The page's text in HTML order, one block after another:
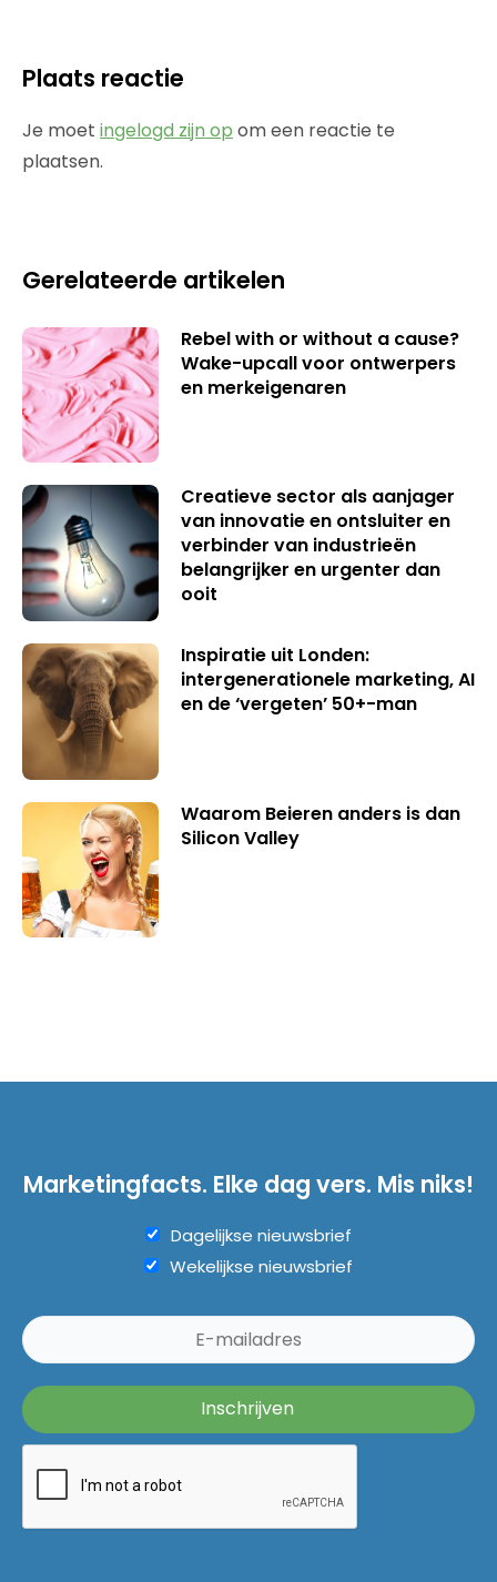
Plaats reactie
Je moet ingelogd zijn op om een reactie te
plaatsen.
Gerelateerde artikelen
Rebel with or without a cause?
Wake-upcall voor ontwerpers
en merkeigenaren
Creatieve sector als aanjager
van innovatie en ontsluiter en
verbinder van industrieën
belangrijker en urgenter dan
ooit
Inspiratie uit Londen:
intergenerationele marketing, AI
en de ‘vergeten’ 50+-man
Waarom Beieren anders is dan
Silicon Valley
Marketingfacts. Elke dag vers. Mis niks!
Dagelijkse nieuwsbrief
Wekelijkse nieuwsbrief